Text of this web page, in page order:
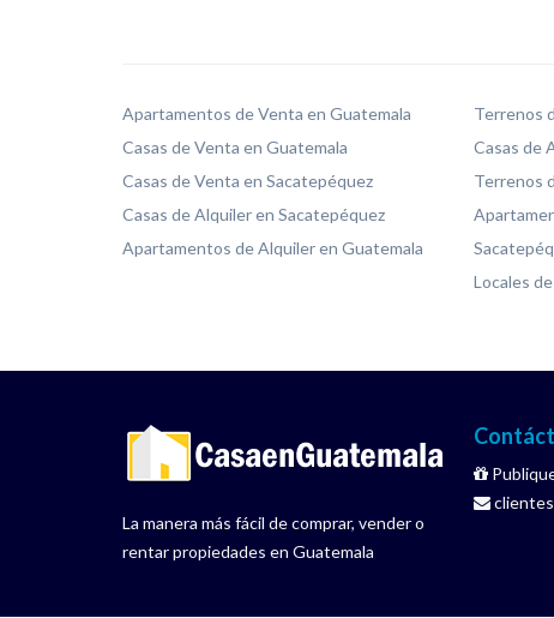
Apartamentos de Venta en Guatemala
Casas de Venta en Guatemala
Casas de Venta en Sacatepéquez
Casas de Alquiler en Sacatepéquez
Apartamentos de Alquiler en Guatemala
Terrenos
Casas de
Terrenos
Locales
La manera más fácil de comprar, vender o
rentar propiedades en Guatemala